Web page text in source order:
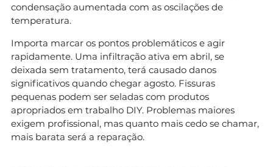
condensação aumentada com as oscilações de
temperatura.
Importa marcar os pontos problemáticos e agir
rapidamente. Uma infiltração ativa em abril, se
deixada sem tratamento, terá causado danos
significativos quando chegar agosto. Fissuras
pequenas podem ser seladas com produtos
apropriados em trabalho DIY. Problemas maiores
exigem profissional, mas quanto mais cedo se chamar,
mais barata será a reparação.